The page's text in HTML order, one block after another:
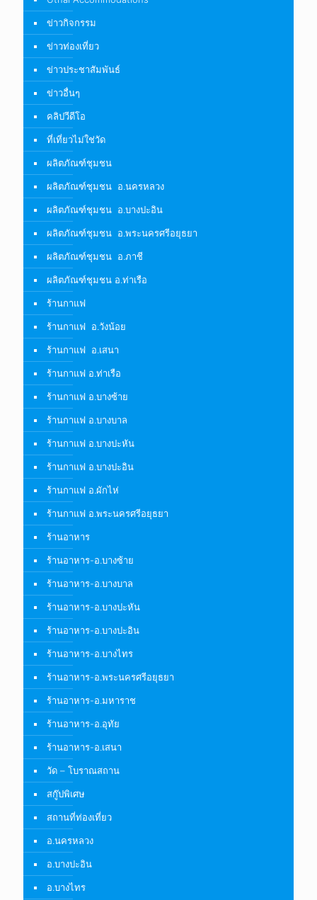
ข่าวกิจกรรม
ข่าวท่องเที่ยว
ข่าวประชาสัมพันธ์
ข่าวอื่นๆ
คลิปวีดีโอ
ที่เที่ยวไม่ใช่วัด
ผลิตภัณฑ์ชุมชน
ผลิตภัณฑ์ชุมชน อ.นครหลวง
ผลิตภัณฑ์ชุมชน อ.บางปะอิน
ผลิตภัณฑ์ชุมชน อ.พระนครศรีอยุธยา
ผลิตภัณฑ์ชุมชน อ.ภาชี
ผลิตภัณฑ์ชุมชน อ.ท่าเรือ
ร้านกาแฟ
ร้านกาแฟ อ.วังน้อย
ร้านกาแฟ อ.เสนา
ร้านกาแฟ อ.ท่าเรือ
ร้านกาแฟ อ.บางซ้าย
ร้านกาแฟ อ.บางบาล
ร้านกาแฟ อ.บางปะหัน
ร้านกาแฟ อ.บางปะอิน
ร้านกาแฟ อ.ผักไห่
ร้านกาแฟ อ.พระนครศรีอยุธยา
ร้านอาหาร
ร้านอาหาร-อ.บางซ้าย
ร้านอาหาร-อ.บางบาล
ร้านอาหาร-อ.บางปะหัน
ร้านอาหาร-อ.บางปะอิน
ร้านอาหาร-อ.บางไทร
ร้านอาหาร-อ.พระนครศรีอยุธยา
ร้านอาหาร-อ.มหาราช
ร้านอาหาร-อ.อุทัย
ร้านอาหาร-อ.เสนา
วัด – โบราณสถาน
สกู๊ปพิเศษ
สถานที่ท่องเที่ยว
อ.นครหลวง
อ.บางปะอิน
อ.บางไทร